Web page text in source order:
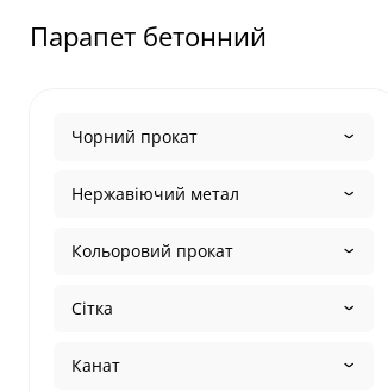
Парапет бетонний
Чорний прокат
Нержавіючий метал
Кольоровий прокат
Сітка
Канат